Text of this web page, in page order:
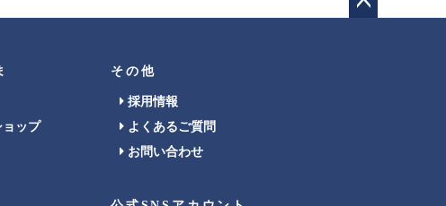
ップ
その他
採用情報
よくあるご質問
お問い合わせ